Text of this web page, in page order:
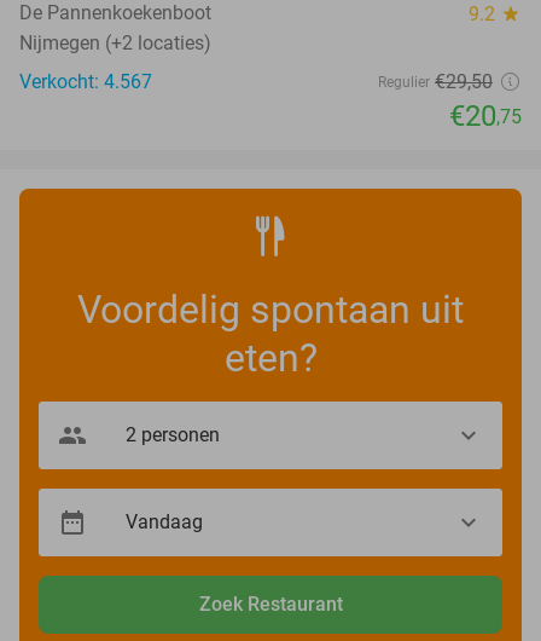
De Pannenkoekenboot 9.2 star
Nijmegen (+2 locaties)
Verkocht: 4.567
Regulier €29,50
€20,75
Voordelig spontaan uit
eten?
Zoek Restaurant